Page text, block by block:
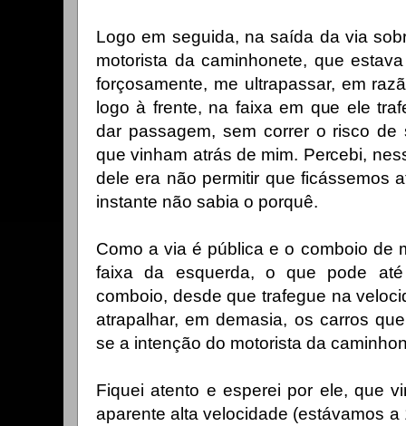
Logo em seguida, na saída da via
motorista da caminhonete, que
forçosamente, me ultrapassar, em
logo à frente, na faixa em que ele
dar passagem, sem correr o risco
que vinham atrás de mim. Percebi,
dele era não permitir que ficássemos
instante não sabia o porquê.
Como a via é pública e o comboio de
faixa da esquerda, o que pode
comboio, desde que trafegue na
atrapalhar, em demasia, os carros
se a intenção do motorista da
Fiquei atento e esperei por ele, que
aparente alta velocidade (estávamos